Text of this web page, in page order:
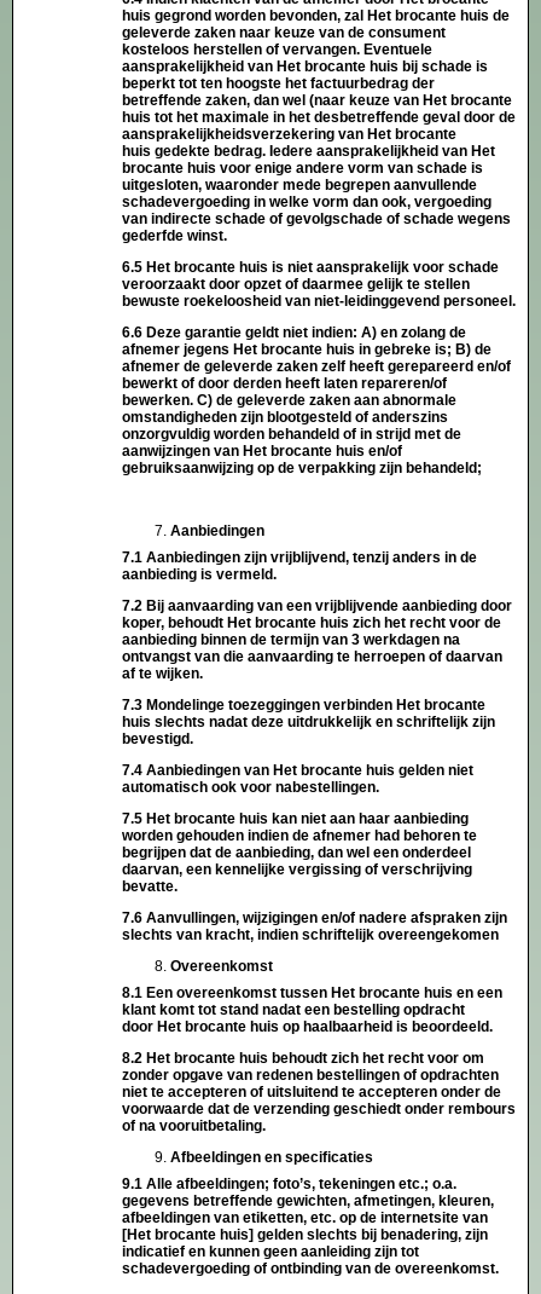
huis gegrond worden bevonden, zal Het brocante huis de
geleverde zaken naar keuze van de consument
kosteloos herstellen of vervangen. Eventuele
aansprakelijkheid van Het brocante huis bij schade is
beperkt tot ten hoogste het factuurbedrag der
betreffende zaken, dan wel (naar keuze van Het brocante
huis tot het maximale in het desbetreffende geval door de
aansprakelijkheidsverzekering van Het brocante
huis gedekte bedrag. Iedere aansprakelijkheid van Het
brocante huis voor enige andere vorm van schade is
uitgesloten, waaronder mede begrepen aanvullende
schadevergoeding in welke vorm dan ook, vergoeding
van indirecte schade of gevolgschade of schade wegens
gederfde winst.
6.5 Het brocante huis is niet aansprakelijk voor schade
veroorzaakt door opzet of daarmee gelijk te stellen
bewuste roekeloosheid van niet-leidinggevend personeel.
6.6 Deze garantie geldt niet indien: A) en zolang de
afnemer jegens Het brocante huis in gebreke is; B) de
afnemer de geleverde zaken zelf heeft gerepareerd en/of
bewerkt of door derden heeft laten repareren/of
bewerken. C) de geleverde zaken aan abnormale
omstandigheden zijn blootgesteld of anderszins
onzorgvuldig worden behandeld of in strijd met de
aanwijzingen van Het brocante huis en/of
gebruiksaanwijzing op de verpakking zijn behandeld;
Aanbiedingen
7.1 Aanbiedingen zijn vrijblijvend, tenzij anders in de
aanbieding is vermeld.
7.2 Bij aanvaarding van een vrijblijvende aanbieding door
koper, behoudt Het brocante huis zich het recht voor de
aanbieding binnen de termijn van 3 werkdagen na
ontvangst van die aanvaarding te herroepen of daarvan
af te wijken.
7.3 Mondelinge toezeggingen verbinden Het brocante
huis slechts nadat deze uitdrukkelijk en schriftelijk zijn
bevestigd.
7.4 Aanbiedingen van Het brocante huis gelden niet
automatisch ook voor nabestellingen.
7.5 Het brocante huis kan niet aan haar aanbieding
worden gehouden indien de afnemer had behoren te
begrijpen dat de aanbieding, dan wel een onderdeel
daarvan, een kennelijke vergissing of verschrijving
bevatte.
7.6 Aanvullingen, wijzigingen en/of nadere afspraken zijn
slechts van kracht, indien schriftelijk overeengekomen
Overeenkomst
8.1 Een overeenkomst tussen Het brocante huis en een
klant komt tot stand nadat een bestelling opdracht
door Het brocante huis op haalbaarheid is beoordeeld.
8.2 Het brocante huis behoudt zich het recht voor om
zonder opgave van redenen bestellingen of opdrachten
niet te accepteren of uitsluitend te accepteren onder de
voorwaarde dat de verzending geschiedt onder rembours
of na vooruitbetaling.
Afbeeldingen en specificaties
9.1 Alle afbeeldingen; foto’s, tekeningen etc.; o.a.
gegevens betreffende gewichten, afmetingen, kleuren,
afbeeldingen van etiketten, etc. op de internetsite van
[Het brocante huis] gelden slechts bij benadering, zijn
indicatief en kunnen geen aanleiding zijn tot
schadevergoeding of ontbinding van de overeenkomst.